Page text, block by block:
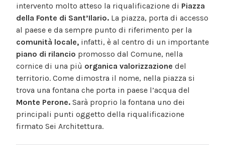
intervento molto atteso la riqualificazione di Piazza
della Fonte di Sant’Ilario. La piazza, porta di accesso
al paese e da sempre punto di riferimento per la
comunità locale, infatti, è al centro di un importante
piano di rilancio promosso dal Comune, nella
cornice di una più organica valorizzazione del
territorio. Come dimostra il nome, nella piazza si
trova una fontana che porta in paese l’acqua del
Monte Perone. Sarà proprio la fontana uno dei
principali punti oggetto della riqualificazione
firmato Sei Architettura.